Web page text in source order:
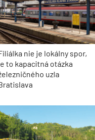
nie je lokálny spor,
to kapacitná otázka
uzla